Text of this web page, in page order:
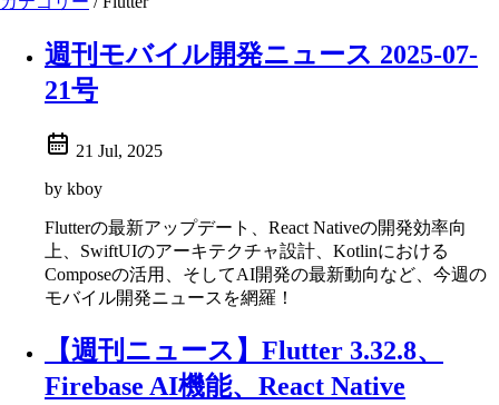
週刊モバイル開発ニュース 2025-07-
21号
21 Jul, 2025
by kboy
Flutterの最新アップデート、React Nativeの開発効率向
上、SwiftUIのアーキテクチャ設計、Kotlinにおける
Composeの活用、そしてAI開発の最新動向など、今週の
モバイル開発ニュースを網羅！
【週刊ニュース】Flutter 3.32.8、
Firebase AI機能、React Native